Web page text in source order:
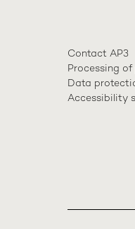
Contact AP3
Processing
Data
Accessibility